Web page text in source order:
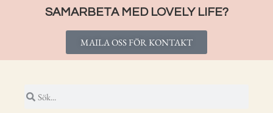
SAMARBETA MED LOVELY LIFE?
MAILA OSS FÖR KONTAKT